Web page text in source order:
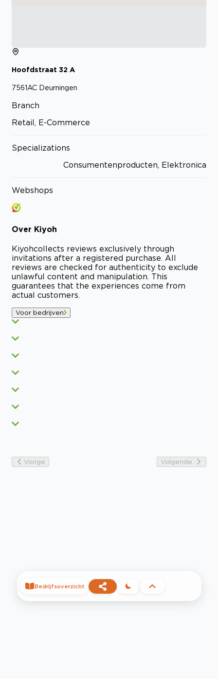
Hoofdstraat 32 A
7561AC Deurningen
Branch
Retail, E-Commerce
Specializations
Consumentenproducten, Elektronica
Webshops
Over Kiyoh
Kiyohcollects reviews exclusively through
invitations after a registered purchase. All
reviews are checked for authenticity to exclude
unlawful content and manipulation. This
guarantees that the experiences come from
actual customers.
Voor bedrijven
Vorige Volgende
Bedrijfsoverzicht